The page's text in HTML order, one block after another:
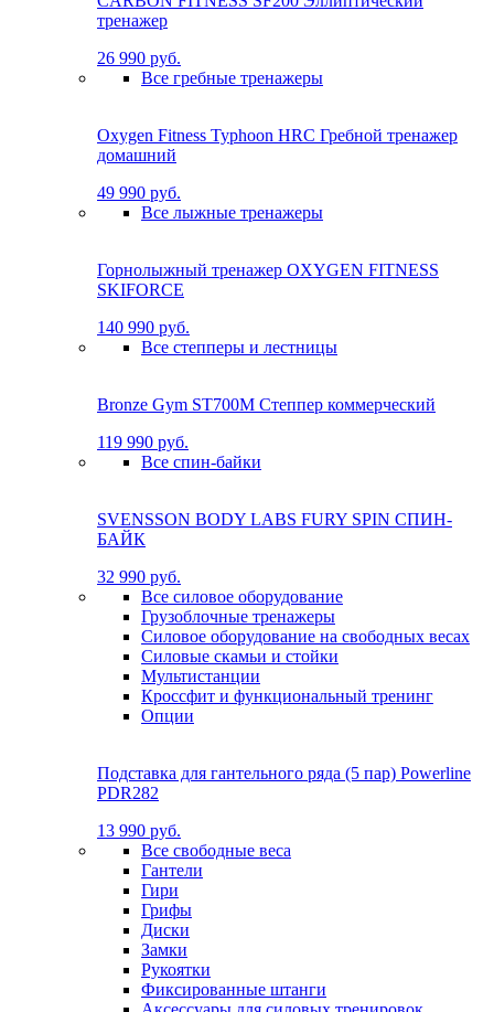
тренажер
26 990 руб.
Все гребные тренажеры
Oxygen Fitness Typhoon HRC Гребной тренажер
домашний
49 990 руб.
Все лыжные тренажеры
Горнолыжный тренажер OXYGEN FITNESS
SKIFORCE
140 990 руб.
Все степперы и лестницы
Bronze Gym ST700M Степпер коммерческий
119 990 руб.
Все спин-байки
SVENSSON BODY LABS FURY SPIN СПИН-
БАЙК
32 990 руб.
Все силовое оборудование
Грузоблочные тренажеры
Силовое оборудование на свободных весах
Силовые скамьи и стойки
Мультистанции
Кроссфит и функциональный тренинг
Опции
Подставка для гантельного ряда (5 пар) Powerline
PDR282
13 990 руб.
Все свободные веса
Гантели
Гири
Грифы
Диски
Замки
Рукоятки
Фиксированные штанги